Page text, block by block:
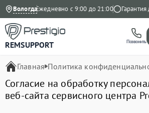
Вологда
Яндекс Ежедневно с 9:00 до 21:00 Гарантия
REMSUPPORT Позвонить
Главная Политика
Согласие на обработку
веб-сайта сервисного центра